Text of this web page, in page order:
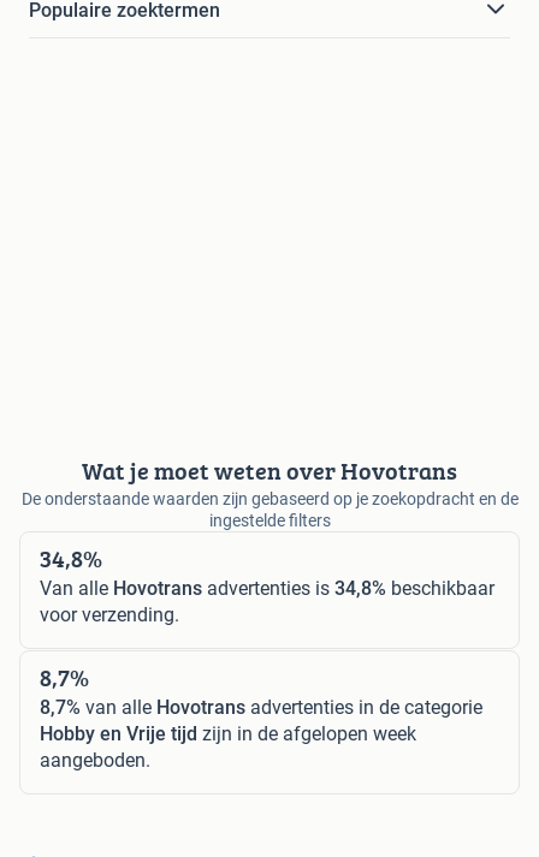
Populaire zoektermen
Wat je moet weten over Hovotrans
De onderstaande waarden zijn gebaseerd op je zoekopdracht en de
ingestelde filters
34,8%
Van alle Hovotrans advertenties is 34,8% beschikbaar
voor verzending.
8,7%
8,7% van alle Hovotrans advertenties in de categorie
Hobby en Vrije tijd zijn in de afgelopen week
aangeboden.